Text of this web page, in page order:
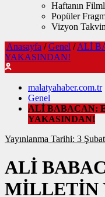
Haftanın
Popüler
Vizyon
Anasayfa / Genel / ALİ
YAKASINDAN!
malatyahaber.com.tr
Genel
ALİ BABACAN:
YAKASINDAN!
Yayınlanma Tarihi: 3
ALİ
MİLLETİN